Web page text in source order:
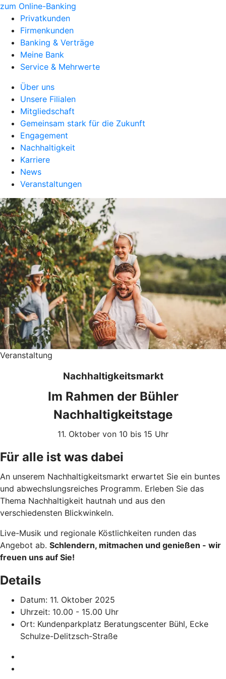
zum Online-Banking
Privatkunden
Firmenkunden
Banking & Verträge
Meine Bank
Service & Mehrwerte
Über uns
Unsere Filialen
Mitgliedschaft
Gemeinsam stark für die Zukunft
Engagement
Nachhaltigkeit
Karriere
News
Veranstaltungen
Veranstaltung
Nachhaltigkeitsmarkt
Im Rahmen der Bühler
Nachhaltigkeitstage
11. Oktober von 10 bis 15 Uhr
Für alle ist was dabei
An unserem Nachhaltigkeitsmarkt erwartet Sie ein buntes
und abwechslungsreiches Programm. Erleben Sie das
Thema Nachhaltigkeit hautnah und aus den
verschiedensten Blickwinkeln.
Live-Musik und regionale Köstlichkeiten runden das
Angebot ab. Schlendern, mitmachen und genießen - wir
freuen uns auf Sie!
Details
Datum: 11. Oktober 2025
Uhrzeit: 10.00 - 15.00 Uhr
Ort: Kundenparkplatz Beratungscenter Bühl, Ecke
Schulze-Delitzsch-Straße